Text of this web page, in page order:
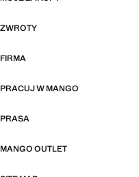
ZWROTY
FIRMA
PRACUJ W MANGO
PRASA
MANGO OUTLET